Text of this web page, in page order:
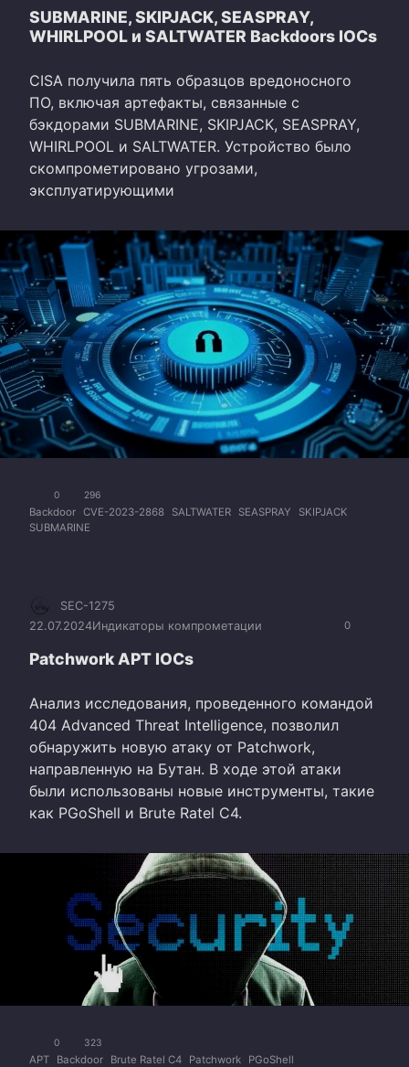
SUBMARINE, SKIPJACK, SEASPRAY,
WHIRLPOOL и SALTWATER Backdoors IOCs
CISA получила пять образцов вредоносного
ПО, включая артефакты, связанные с
бэкдорами SUBMARINE, SKIPJACK, SEASPRAY,
WHIRLPOOL и SALTWATER. Устройство было
скомпрометировано угрозами,
эксплуатирующими
0 296
Backdoor CVE-2023-2868 SALTWATER SEASPRAY
SKIPJACK
SUBMARINE
0
SEC-1275
22.07.2024Индикаторы компрометации
Patchwork APT IOCs
Анализ исследования, проведенного командой
404 Advanced Threat Intelligence, позволил
обнаружить новую атаку от Patchwork,
направленную на Бутан. В ходе этой атаки
были использованы новые инструменты, такие
как PGoShell и Brute Ratel C4.
0 323
APT Backdoor Brute Ratel C4 Patchwork PGoShell